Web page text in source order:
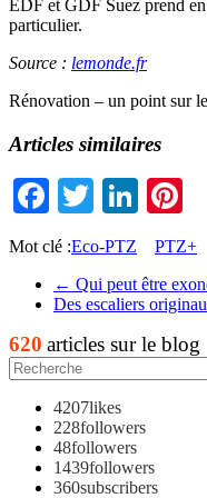
EDF et GDF Suez prend
particulier.
Source : lemonde.fr
Rénovation – un point sur
Articles similaires
Facebook
Twitter
Mot clé :Eco-PTZ PTZ+
← Qui peut être
Des escaliers
620 articles sur le blog
4207likes
228followers
48followers
1439followers
360subscribers